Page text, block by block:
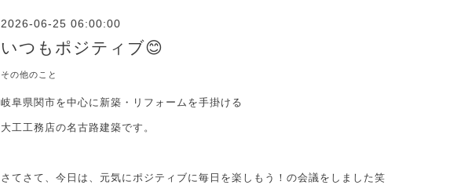
2026-06-25 06:00:00
いつもポジティブ😊
その他のこと
岐阜県関市を中心に新築・リフォームを手掛ける
大工工務店の名古路建築です。
さてさて、今日は、元気にポジティブに毎日を楽しもう！の会議をしました笑